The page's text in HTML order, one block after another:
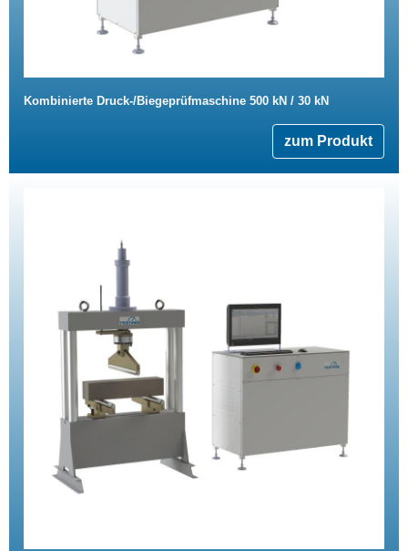
Kombinierte Druck-/Biegeprüfmaschine 500 kN / 30 kN
zum Produkt